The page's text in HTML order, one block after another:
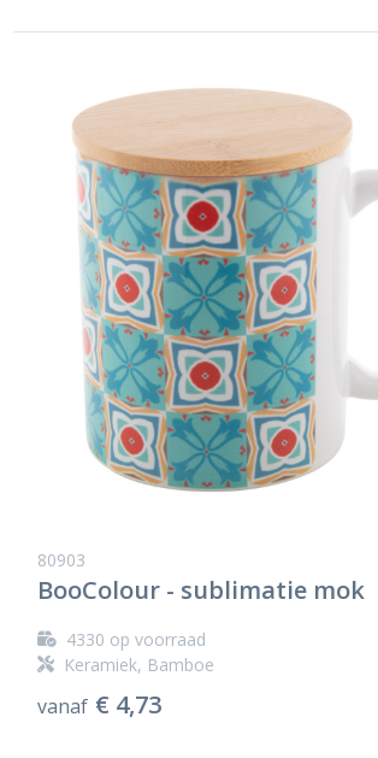
80903
BooColour - sublimatie mok
4330 op voorraad
Keramiek, Bamboe
vanaf € 4,73